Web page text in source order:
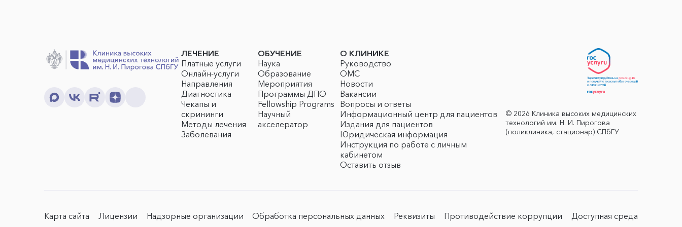
ЛЕЧЕНИЕ
Платные услуги
Онлайн-услуги
Направления
Диагностика
Чекапы и
скрининги
Методы лечения
Заболевания
ОБУЧЕНИЕ
Наука
Образование
Мероприятия
Программы ДПО
Fellowship Programs
Научный
акселератор
О КЛИНИКЕ
Руководство
ОМС
Новости
Вакансии
Вопросы и ответы
Информационный центр для пациентов
Издания для пациентов
Юридическая информация
Инструкция по работе с личным
кабинетом
Оставить отзыв
© 2026 Клиника высоких медицинских
технологий им. Н. И. Пирогова
(поликлиника, стационар) СПбГУ
Карта сайта Лицензии Надзорные организации Обработка персональных данных Реквизиты Противодействие коррупции Доступная среда